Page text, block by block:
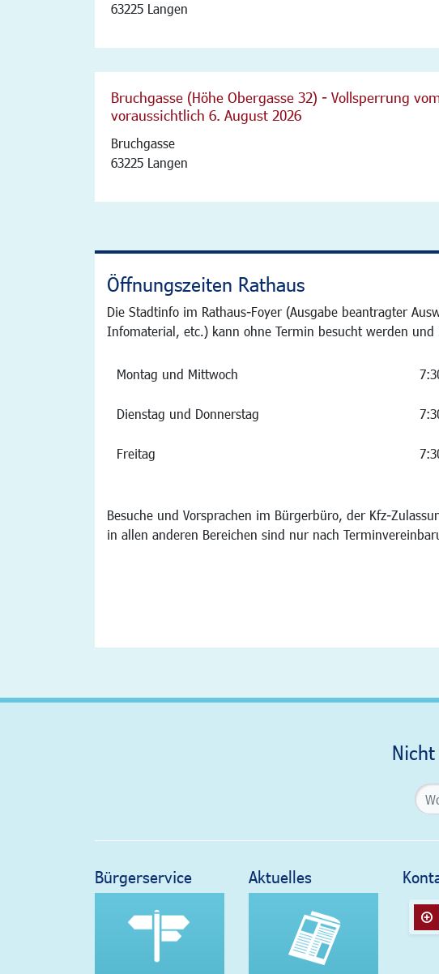
63225 Langen
Bruchgasse (Höhe Obergasse 32) - Vollsperrung
voraussichtlich 6. August 2026
Bruchgasse
63225 Langen
Öffnungszeiten Rathaus
Die Stadtinfo im Rathaus-Foyer (Ausgabe beantragter
Infomaterial, etc.) kann ohne Termin besucht werden und
Montag und Mittwoch
Dienstag und Donnerstag
Freitag
Besuche und Vorsprachen im Bürgerbüro, der Kfz-
in allen anderen Bereichen sind nur nach
Bürgerservice Aktuelles